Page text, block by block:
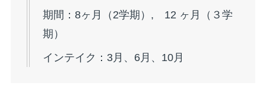
期間：8ヶ月（2学期）, 12 ヶ月（３学
期）
インテイク：3月、6月、10月